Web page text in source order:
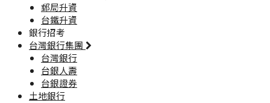
郵局升資
台鐵升資
銀行招考
台灣銀行集團
台灣銀行
台銀人壽
台銀證券
土地銀行